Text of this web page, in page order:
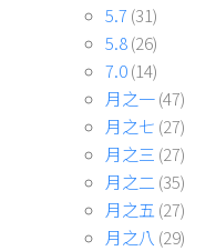
5.7 (31)
5.8(26)
7.0(14)
月之一(47)
月之七 (27)
月之三 (27)
月之二(35)
月之五 (27)
月之八 (29)